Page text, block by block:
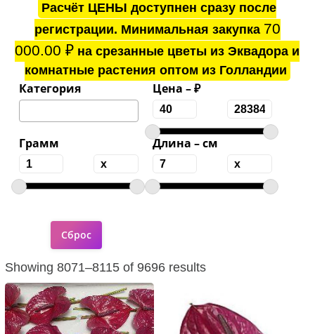
Расчёт ЦЕНЫ доступнен сразу после
регистрации. Минимальная закупка 70
000.00₽ на срезанные цветы из Эквадора и
комнатные растения оптом из Голландии
Категория Цена – ₽
Грамм Длина – см
Showing 8071–8115 of 9696 results